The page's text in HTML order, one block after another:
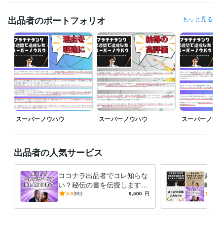
✅基本的に作業は平日のみ(土日祝は返信遅くなります)
✅12時間以内に全て返信
(遅くなったとしても必ず返信します)
※活動時間は主に9:00～20:00
(20:00以降のお問い合わせに関しては翌朝の返答となります)
『電話相談編』
✅完全予約制
✅事前メッセージでの日程調整必須
どのサービスも、活動時間外だとしても最大限の対応をさせていただき
ます！
経験職種
マーケティング / コンテンツマーケティング・SEO
マーケティング / 商品企画・開発 経験年数 : 4年
コンサルタント / 経営コンサルタント 経験年数 : 19年
ライフスタイル・その他 / イベント司会 経験年数 : 4年
受賞歴
開始２週間でプラチナランク達成　2023/12/13デビュー 開始２カ月
出品者のポートフォリオ もっと見る
スーパーノウハウ スーパーノウハウ スーパーノウ
出品者の人気サービス
ココナラ出品者でコレ知らな
い？秘伝の書を伝授します
【売上10件ごとに値上げ】㊙️
5.0(90) 9,500 円
豪華
略セ
【売
け！